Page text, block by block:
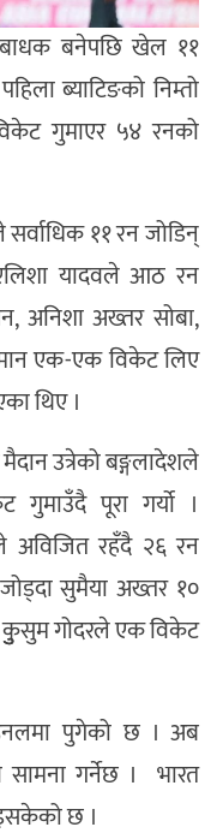
बनेपछि खेल ११
ब्याटिङको निम्तो
गुमाएर ५४ रनको
११ रन जोडिन्
यादवले आठ रन
अनिशा अख्तर सोबा,
एक-एक विकेट लिए
थिए ।
उत्रेको बङ्गलादेशले
पूरा गर्यो ।
अविजित रहँदै २६ रन
सुमैया अख्तर १०
कुुुसुम गोदरले एक विकेट
पुगेको छ । अब
सामना गर्नेछ । भारत
छ ।